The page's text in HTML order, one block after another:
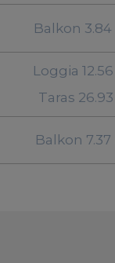
Balkon 3.84
Loggia 12.56
Taras 26.93
Balkon 7.37